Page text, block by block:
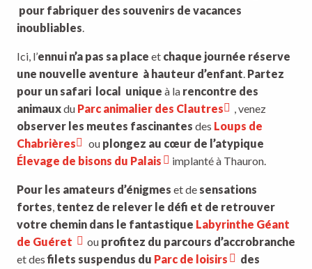
pour fabriquer des souvenirs de vacances
inoubliables.
Ici, l’ennui n’a pas sa place et chaque journée réserve
une nouvelle aventure à hauteur d’enfant. Partez
pour un safari local unique à la rencontre des
animauxdu Parc animalier des Clautres
, venez
observer les meutes fascinantes des Loups de
Chabrières
ou plongez au cœur de l’atypique
Élevage de bisons du Palais
implanté à Thauron.
Pour les amateurs d’énigmes et de sensations
fortes, tentez de relever le défi et de retrouver
votre chemin dans le fantastique Labyrinthe Géant
de Guéret
ou profitez du parcours d’accrobranche
et desfilets suspendus du Parc de loisirs
des